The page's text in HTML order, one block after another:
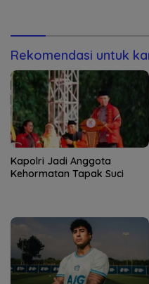
Rekomendasi untuk
Kapolri Jadi Anggota
Kehormatan Tapak Suci